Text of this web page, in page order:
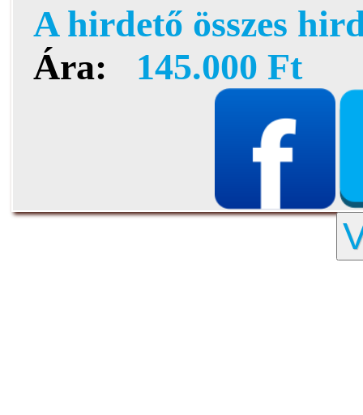
A hirdető összes
Ára:
145.000 Ft